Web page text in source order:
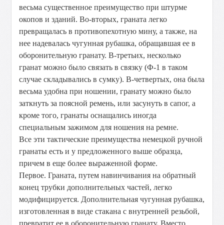
весьма существенное преимущество при штурме
окопов и зданий. Во-вторых, граната легко
превращалась в противопехотную мину, а также, на
нее надевалась чугунная рубашка, обращавшая ее в
оборонительную гранату. В-третьих, несколько
гранат можно было связать в связку (Ф-1 в таком
случае складывались в сумку). В-четвертых, она была
весьма удобна при ношении, гранату можно было
заткнуть за поясной ремень, или засунуть в сапог, а
кроме того, гранаты оснащались иногда
специальным зажимом для ношения на ремне.
Все эти тактические преимущества немецкой ручной
гранаты есть и у предложенного выше образца,
причем в еще более выраженной форме.
Первое. Граната, путем навинчивания на обратный
конец трубки дополнительных частей, легко
модифицируется. Дополнительная чугунная рубашка,
изготовленная в виде стакана с внутренней резьбой,
превратит ее в оборонительную гранату. Вместо